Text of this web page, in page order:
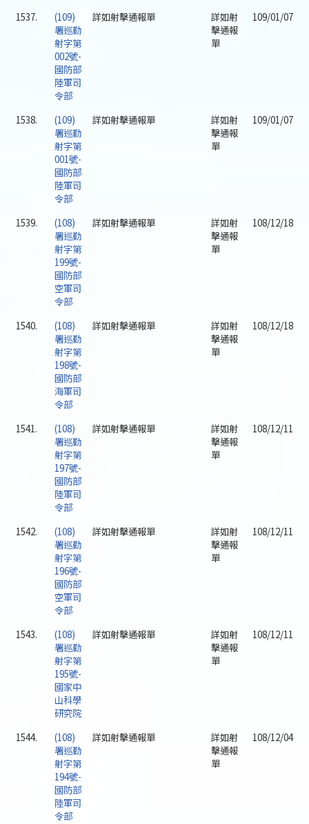
1537.
(109)
署巡勤
射字第
002號-
國防部
陸軍司
令部
詳如射擊通報單
詳如射
擊通報
單
109/01/07
1538.
(109)
署巡勤
射字第
001號-
國防部
陸軍司
令部
詳如射擊通報單
詳如射
擊通報
單
109/01/07
1539.
(108)
署巡勤
射字第
199號-
國防部
空軍司
令部
詳如射擊通報單
詳如射
擊通報
單
108/12/18
1540.
(108)
署巡勤
射字第
198號-
國防部
海軍司
令部
詳如射擊通報單
詳如射
擊通報
單
108/12/18
1541.
(108)
署巡勤
射字第
197號-
國防部
陸軍司
令部
詳如射擊通報單
詳如射
擊通報
單
108/12/11
1542.
(108)
署巡勤
射字第
196號-
國防部
空軍司
令部
詳如射擊通報單
詳如射
擊通報
單
108/12/11
1543.
(108)
署巡勤
射字第
195號-
國家中
山科學
研究院
詳如射擊通報單
詳如射
擊通報
單
108/12/11
1544.
(108)
署巡勤
射字第
194號-
國防部
陸軍司
令部
詳如射擊通報單
詳如射
擊通報
單
108/12/04